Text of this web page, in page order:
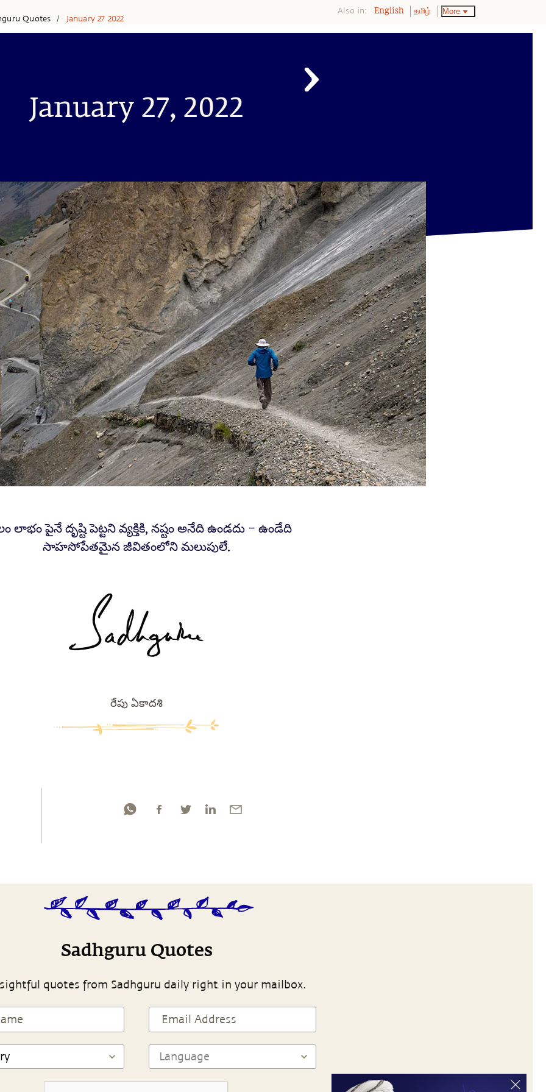
Quotes / January 27 2022
Also in: English தமிழ் More
January 27, 2022
లాభం పైనే దృష్టి పెట్టని వ్యక్తికి, నష్టం అనేది ఉండదు – ఉండేది
సాహసోపేతమైన జీవితంలోని మలుపులే.
రేపు ఏకాదశి
Sadhguru Quotes
quotes from Sadhguru daily right in your mailbox.